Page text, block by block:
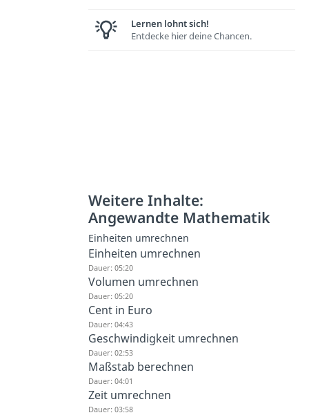
Lernen lohnt sich!
Entdecke hier deine Chancen.
Weitere Inhalte:
Angewandte Mathematik
Einheiten umrechnen
Einheiten umrechnen
Dauer: 05:20
Volumen umrechnen
Dauer: 05:20
Cent in Euro
Dauer: 04:43
Geschwindigkeit umrechnen
Dauer: 02:53
Maßstab berechnen
Dauer: 04:01
Zeit umrechnen
Dauer: 03:58